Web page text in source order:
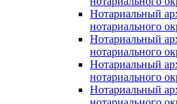
Нотариальный
нотариального
Нотариальный
нотариального
Нотариальный
нотариального
Нотариальный